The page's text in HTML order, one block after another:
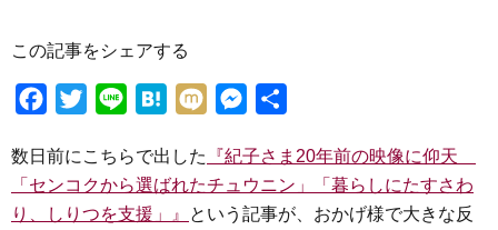
この記事をシェアする
c
e
b
i
t
t
n
e
H
t
e
n
M
x
i
s
s
e
数日前にこちらで出した
『紀子さま20年前の映像に仰天
「センコクから選ばれたチュウニン」「暮らしにたすさわ
り、しりつを支援」』
という記事が、おかげ様で大きな反